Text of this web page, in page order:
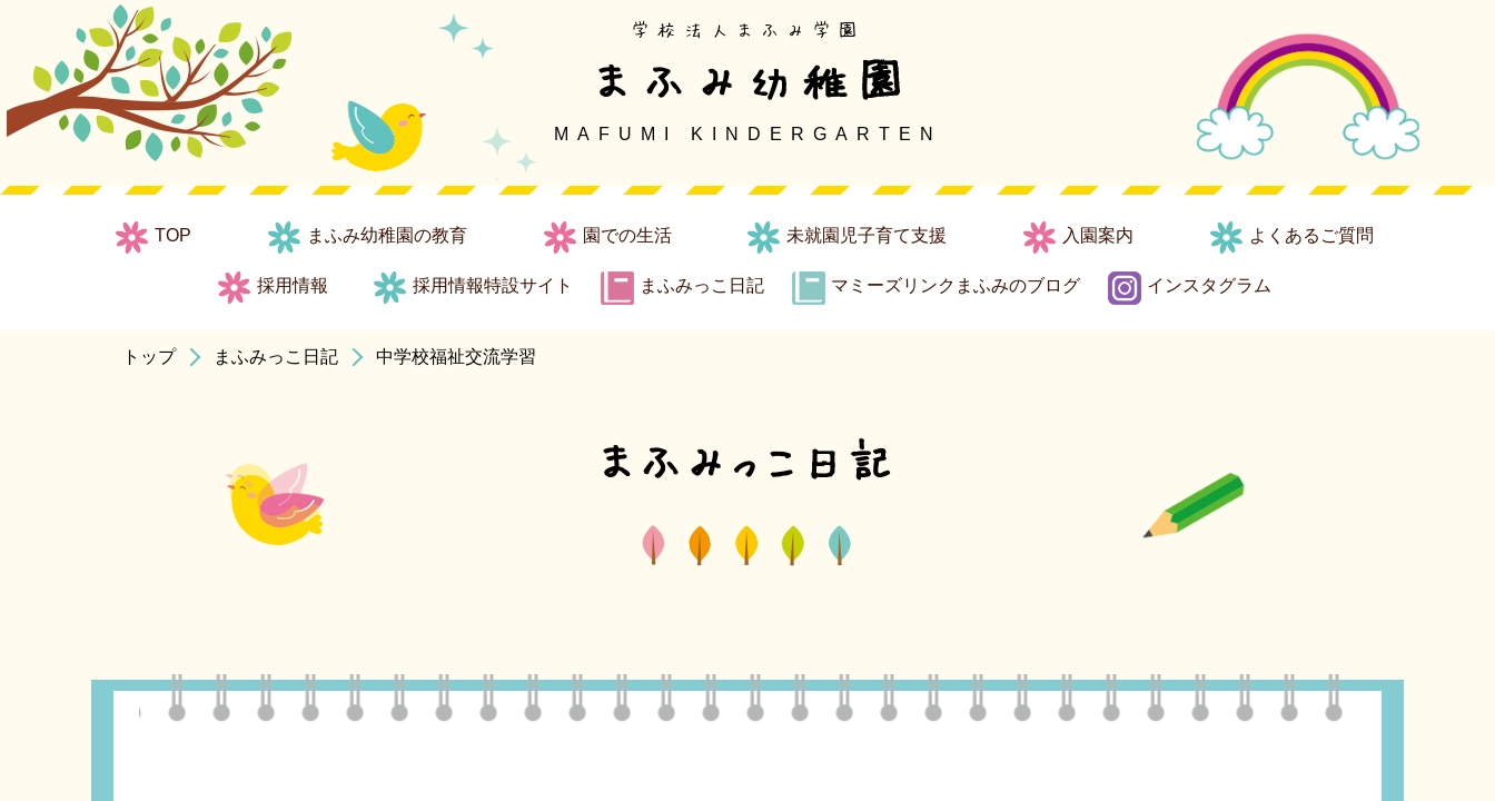
学校法人まふみ学園
まふみ幼稚園
MAFUMI KINDERGARTEN
TOP まふみ幼稚園の教育 園での生活 未就園児子育て支援 入園案内 よくあるご質問
採用情報 採用情報特設サイト まふみっこ日記 マミーズリンクまふみのブログ インスタグラム
トップ まふみっこ日記 中学校福祉交流学習
まふみっこ日記